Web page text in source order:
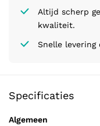
Altijd scherp
kwaliteit.
Snelle levering
Specificaties
Algemeen